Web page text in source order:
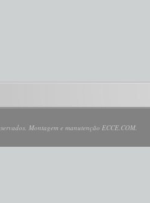
Montagem e manutenção ECCE.COM.